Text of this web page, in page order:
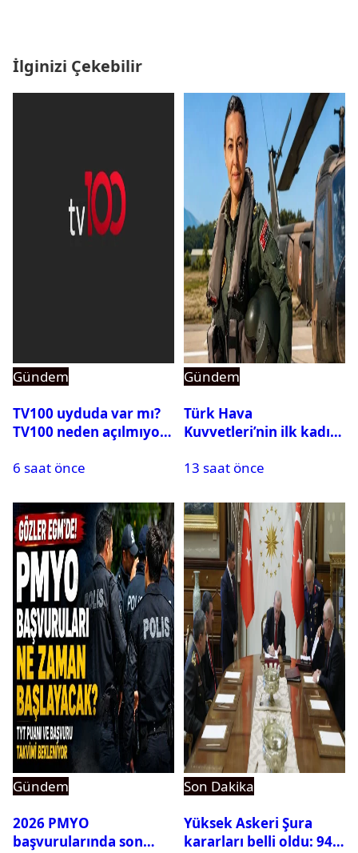
İlginizi Çekebilir
Gündem
TV100 uyduda var mı?
TV100 neden açılmıyor?
6 saat önce
Gündem
Türk Hava
Kuvvetleri’nin ilk kadın
Karapınar hakkında
ortaya çıktı
13 saat önce
Gündem
2026 PMYO
başvurularında son
Son Dakika
Yüksek Askeri Şura
kararları belli oldu: 94